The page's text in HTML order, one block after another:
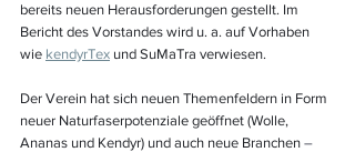
bereits neuen Herausforderungen gestellt. Im
Bericht des Vorstandes wird u. a. auf Vorhaben
wie kendyrTex und SuMaTra verwiesen.
Der Verein hat sich neuen Themenfeldern in Form
neuer Naturfaserpotenziale geöffnet (Wolle,
Ananas und Kendyr) und auch neue Branchen –